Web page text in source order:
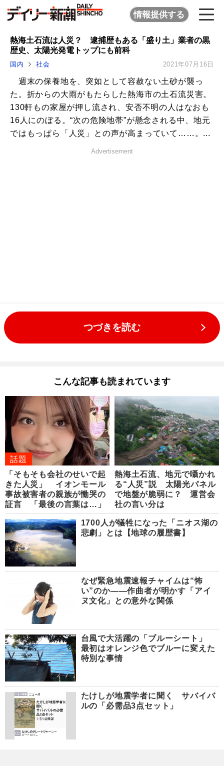
情報提供する
熱海土石流は人災？ 逮捕歴もある「盛り土」業者の黒
歴史、太陽光発電トップにも前科
国内 社会 2021年07月16日
週末の保養地を、突如として容赦ない土砂が襲っ
た。折からの大雨がもたらした熱海市の土石流災害。
130軒もの家屋が押し流され、安否不明の人はなおも
16人にのぼる。“次の危険地帯”が懸念される中、地元
ではもっぱら「人災」との声が高まっていて……。...
Advertisement
つづきを読む
こんな記事も読まれています
話題
「そもそも会社のせいで起
きた人災」 イオンモール
事故被害者の親族が慟哭の
証言 「最後の言葉は…」
熱海土石流、地元で囁かれ
る“人災”説 太陽光パネル
で地盤が脆弱に？ 運営会
社の言い分は
1700人が犠牲になった「ニオス湖の
悲劇」とは【地球の履歴書】
なぜ緊急地震速報チャイムは“怖
い”のか――作曲者が明かす「アイ
ヌ文化」との意外な関係
台風で大活躍の「ブルーシート」
最初はオレンジ色でブルーに変えた
特別な事情
たけしが地震学者に聞く サバイバ
ルの「必需品3点セット」